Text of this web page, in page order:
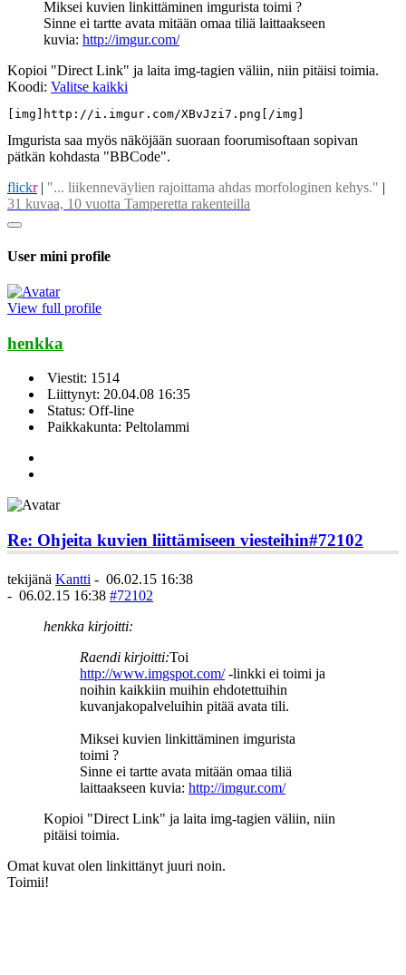
Miksei kuvien linkittäminen imgurista toimi ?
Sinne ei tartte avata mitään omaa tiliä laittaakseen
kuvia: http://imgur.com/
Kopioi "Direct Link" ja laita img-tagien väliin, niin pitäisi toimia.
Koodi: Valitse kaikki
[img]http://i.imgur.com/XBvJzi7.png[/img]
Imgurista saa myös näköjään suoraan foorumisoftaan sopivan
pätkän kohdasta "BBCode".
flickr| "... liikenneväylien rajoittama ahdas morfologinen kehys." |
31 kuvaa, 10 vuotta Tamperetta rakenteilla
User mini profile
View full profile
henkka
Viestit: 1514
Liittynyt: 20.04.08 16:35
Status: Off-line
Paikkakunta: Peltolammi
Re: Ohjeita kuvien liittämiseen viesteihin#72102
tekijänä Kantti - 06.02.15 16:38
- 06.02.15 16:38 #72102
henkka kirjoitti:
Raendi kirjoitti:Toi
http://www.imgspot.com/-linkki ei toimi ja
noihin kaikkiin muihin ehdotettuihin
kuvanjakopalveluihin pitää avata tili.
Miksei kuvien linkittäminen imgurista
toimi ?
Sinne ei tartte avata mitään omaa tiliä
laittaakseen kuvia: http://imgur.com/
Kopioi "Direct Link" ja laita img-tagien väliin, niin
pitäisi toimia.
Omat kuvat olen linkittänyt juuri noin.
Toimii!